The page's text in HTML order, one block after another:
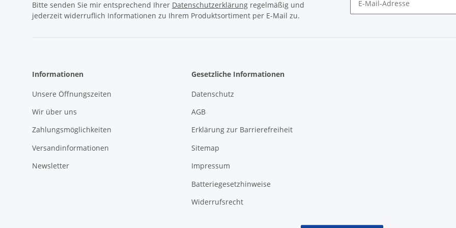
Bitte senden Sie mir entsprechend Ihrer Datenschutzerklärung regelmäßig und
jederzeit widerruflich Informationen zu Ihrem Produktsortiment per E-Mail zu.
Informationen
Unsere Öffnungszeiten
Wir über uns
Zahlungsmöglichkeiten
Versandinformationen
Newsletter
Gesetzliche Informationen
Datenschutz
AGB
Erklärung zur Barrierefreiheit
Sitemap
Impressum
Batteriegesetzhinweise
Widerrufsrecht